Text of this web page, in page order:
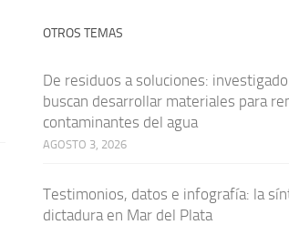
OTROS TEMAS
De residuos a soluciones:
buscan desarrollar materiales para
contaminantes del agua
AGOSTO 3, 2026
Testimonios, datos e infografía: la
dictadura en Mar del Plata